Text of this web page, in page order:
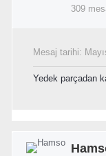
309
Mesaj tarihi:
Yedek parçadan